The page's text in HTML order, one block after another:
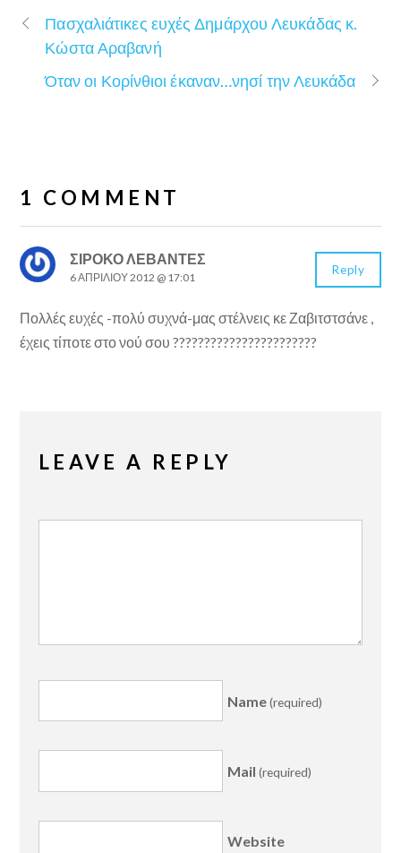
Πασχαλιάτικες ευχές Δημάρχου Λευκάδας κ.
Κώστα Αραβανή
Όταν οι Κορίνθιοι έκαναν…νησί την Λευκάδα
1 COMMENT
ΣΙΡΟΚΟ ΛΕΒΑΝΤΕΣ
6 ΑΠΡΙΛΊΟΥ 2012 @ 17:01
Πολλές ευχές -πολύ συχνά-μας στέλνεις κε Ζαβιτστσάνε ,
έχεις τίποτε στο νού σου ???????????????????????
Reply
LEAVE A REPLY
Name(required)
Mail (required)
Website